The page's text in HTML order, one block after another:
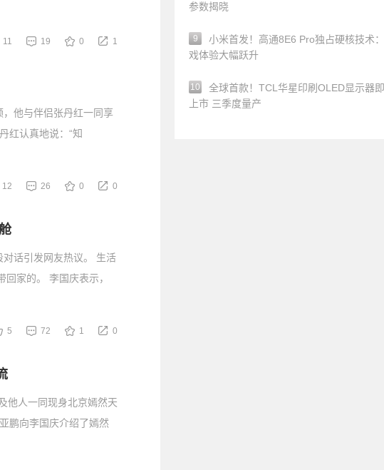
11 19 0 1
他与伴侣张丹红一同享
红认真地说：“知
12 26 0 0
话引发网友热议。 生活
家的。 李国庆表示，
5 72 1 0
他人一同现身北京嫣然天
鹏向李国庆介绍了嫣然
参数揭晓
9
小米首发！高通8E6 Pro独占硬核技术
戏体验大幅跃升
10
全球首款！TCL华星印刷OLED显示器
上市 三季度量产